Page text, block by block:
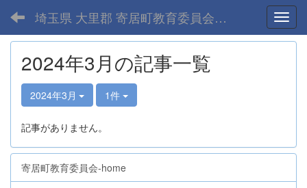
埼玉県 大里郡 寄居町教育委員会-home
2024年3月の記事一覧
2024年3月 1件
記事がありません。
寄居町教育委員会-home